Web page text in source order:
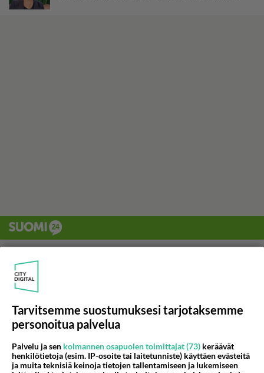
Tarvitsemme suostumuksesi tarjotaksemme
personoitua palvelua
Palvelu ja sen kolmannen osapuolen toimittajat (73) keräävät
henkilötietoja (esim. IP-osoite tai laitetunniste) käyttäen evästeitä
ja muita teknisiä keinoja tietojen tallentamiseen ja lukemiseen